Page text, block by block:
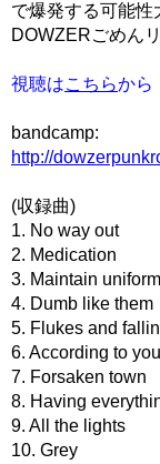
で爆発する可能性
DOWZERごめん
視聴はこちらから
bandcamp:
http://
(収録曲)
1. No way out
2. Medication
3. Maintain uniform
4. Dumb like them
5. Flukes and
6. According to you
7. Forsaken town
8. Having
9. All the lights
10. Grey